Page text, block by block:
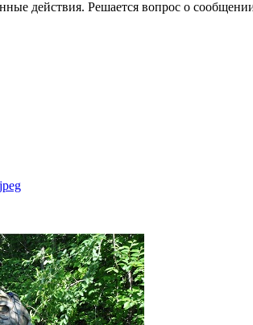
действия. Решается вопрос о